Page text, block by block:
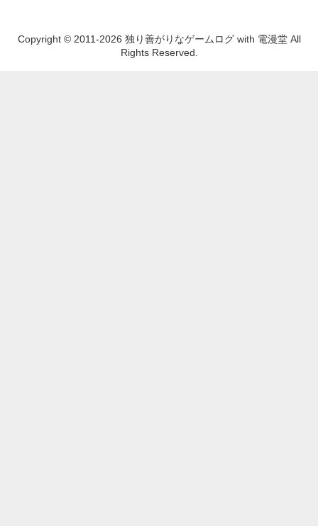
Copyright © 2011-2026 独り善がりなゲームログ with 電漫堂 All
Rights Reserved.